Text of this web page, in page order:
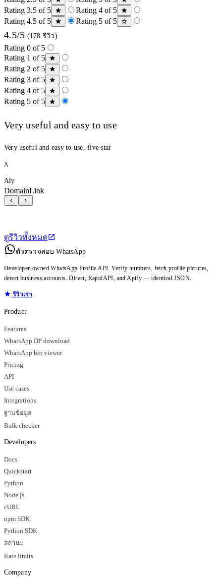
Rating 3.5 of 5
Rating 4 of 5
Rating 4.5 of 5
Rating 5 of 5
4.5/5 (178 รีวิว)
Rating 0 of 5
Rating 1 of 5
Rating 2 of 5
Rating 3 of 5
Rating 4 of 5
Rating 5 of 5
Very useful and easy to use
Very useful and easy to use, five star
A
Aly
DomainLink
ดูรีวิวทั้งหมด
ตัวตรวจสอบ WhatsApp
Developer-owned WhatsApp Profile API. Verify numbers, fetch profile pictures,
detect business accounts. Direct, RapidAPI, and Apify — identical JSON.
รีวิวเรา
Product
Features
WhatsApp DP download
WhatsApp bio viewer
Pricing
API
Use cases
Integrations
ฐานข้อมูล
Bulk checker
Developers
Docs
Quickstart
Python
Node.js
cURL
npm SDK
Python SDK
สถานะ
Rate limits
Company